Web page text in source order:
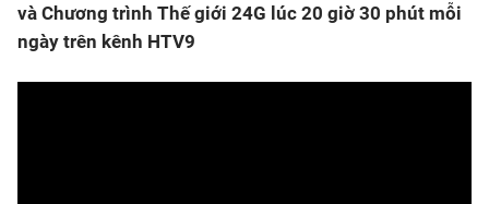
và Chương trình Thế giới 24G lúc 20 giờ 30 phút mỗi
ngày trên kênh HTV9